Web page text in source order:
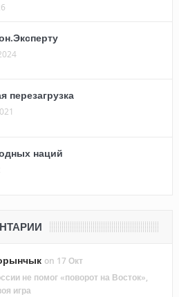
перезагрузка
наций
on 17 Окт
не помог «поворот на Восток»,
игра